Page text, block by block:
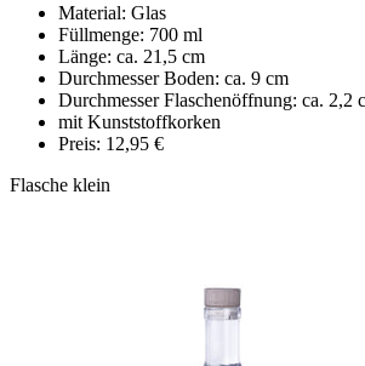
Material: Glas
Füllmenge: 700 ml
Länge: ca. 21,5 cm
Durchmesser Boden: ca. 9 cm
Durchmesser Flaschenöffnung: ca. 2,2
mit Kunststoffkorken
Preis: 12,95 €
Flasche klein